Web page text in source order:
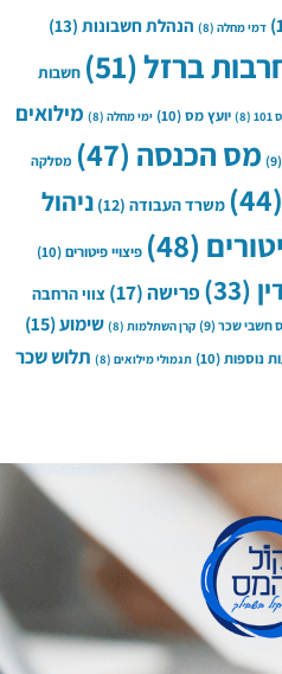
דמי מחלה(8) הנהלת חשבונות(13)
ברזל(51)
חשבות
(8) יועץ מס(10) ימי מחלה(8)
מילואים
מס הכנסה(47) מסלקה
משרד העבודה(12)
ניהול
(48) פיצויי פיטורים(10)
(33) פרישה(17)
צווי הרחבה
שכר(9) קרן השתלמות(8) שימוע(15)
נוספות(10) תגמולי מילואים(8)
תלוש שכר